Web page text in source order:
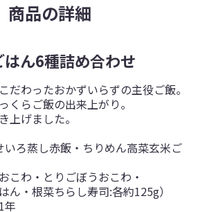
商品の詳細
ん6種詰め合わせ
だわった​おかずいらずの主役ご飯。​​
くらご飯の出来上がり。​​
上げました。
ろ蒸し赤飯・ちりめん高菜玄米ご
こわ・とりごぼうおこわ・
ん・根菜ちらし寿司:各約125g）
年